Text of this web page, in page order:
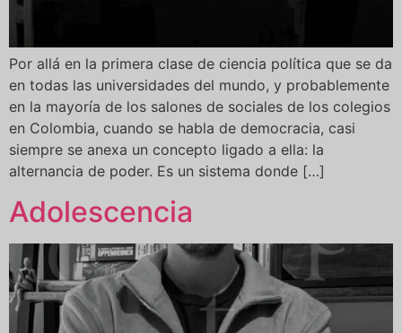
Por allá en la primera clase de ciencia política que se da
en todas las universidades del mundo, y probablemente
en la mayoría de los salones de sociales de los colegios
en Colombia, cuando se habla de democracia, casi
siempre se anexa un concepto ligado a ella: la
alternancia de poder. Es un sistema donde […]
Adolescencia